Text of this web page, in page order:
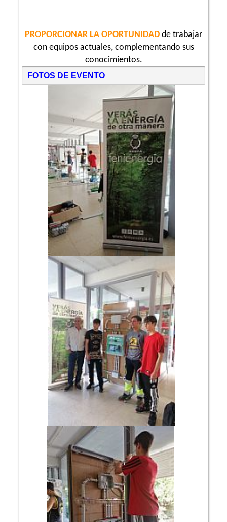
PROPORCIONAR LA OPORTUNIDAD de trabajar
con equipos actuales, complementando sus
conocimientos.
FOTOS DE EVENTO